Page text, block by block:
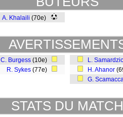
A. Khalaili (70e)
C. Burgess (10e)
R. Sykes (77e)
L. Samardzic
H. Ahanor
G.
STATS DU MATCH